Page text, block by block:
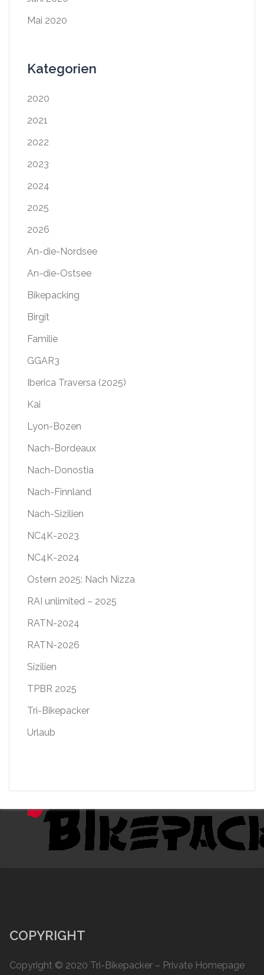
Mai 2020
Kategorien
2020
2021
2022
2023
2024
2025
2026
An-die-Nordsee
An-die-Ostsee
Bikepacking
Birgit
Familie
GGAR3
Iberica Traversa (2025)
Kai
Lyon-Bozen
Nach-Bordeaux
Nach-Donostia
Nach-Finnland
Nach-Sizilien
NC4K-2023
NC4K-2024
Ostern 2025: Nach Nizza
RAI unlimited – 2025
RATN-2024
RATN-2026
Sizilien
TPBR 2025
Tri-Bikepacker
Urlaub
COPYRIGHT
Copyright © 2020 Tri-Bikepacker – Private Homepage